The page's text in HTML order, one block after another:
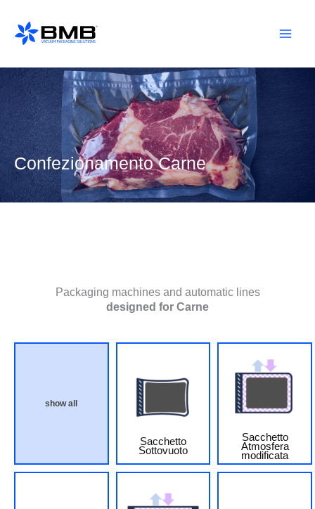
contenuto
Confezionamento Carne
Packaging machines and automatic lines
designed for Carne
show all
Sacchetto
Sottovuoto
Sacchetto
Atmosfera
modificata